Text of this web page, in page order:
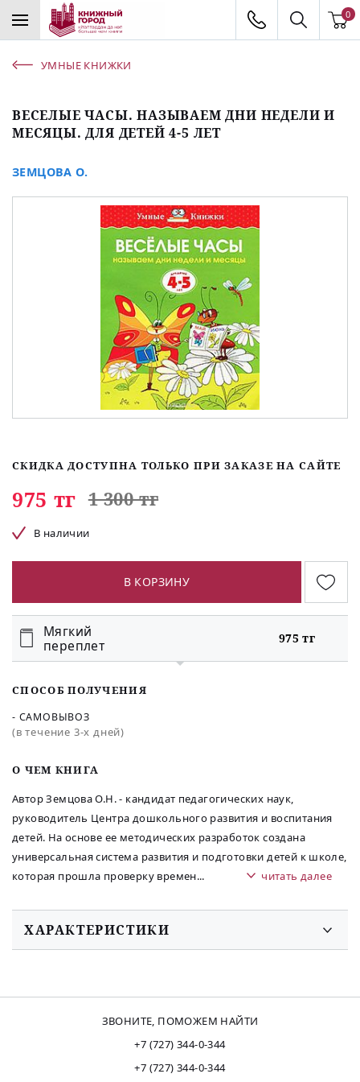
0
УМНЫЕ КНИЖКИ
ВЕСЕЛЫЕ ЧАСЫ. НАЗЫВАЕМ ДНИ НЕДЕЛИ И
МЕСЯЦЫ. ДЛЯ ДЕТЕЙ 4-5 ЛЕТ
ЗЕМЦОВА О.
O ЧЕМ КНИГА
Автор Земцова О.Н. - кандидат педагогических наук,
руководитель Центра дошкольного развития и воспитания
детей. На основе ее методических разработок создана
универсальная система развития и подготовки детей к школе,
которая прошла проверку времен... читать далее
СКИДКА ДОСТУПНА ТОЛЬКО ПРИ ЗАКАЗЕ НА САЙТЕ
975 тг 1 300 тг
В наличии
В КОРЗИНУ
Мягкий
переплет
975 тг
СПОСОБ ПОЛУЧЕНИЯ
- САМОВЫВОЗ
(в течение 3-х дней)
ХАРАКТЕРИСТИКИ
ЗВОНИТЕ, ПОМОЖЕМ НАЙТИ
+7 (727) 344-0-344
+7 (727) 344-0-344